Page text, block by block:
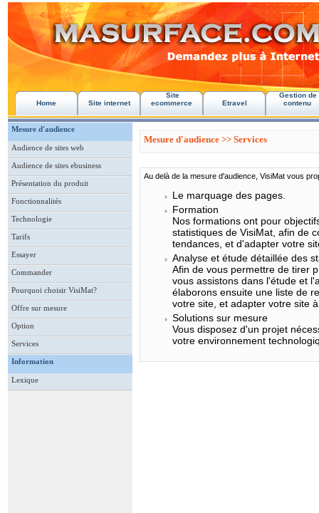
Home Site internet
Site
ecommerce
Etravel
Gestion de
contenu
Mesure d'audience
Audience de sites web
Audience de sites ebusiness
Présentation du produit
Fonctionnalités
Technologie
Tarifs
Essayer
Commander
Pourquoi choisir VisiMat?
Offre sur mesure
Option
Services
Information
Lexique
Mesure d'audience >> Services
Au delà de la mesure d'audience, VisiMat vous
Le marquage des pages.
Formation
Nos formations ont pour
statistiques de VisiMat, afin de
tendances, et d'adapter votre
Analyse et étude détaillée des
Afin de vous permettre de tirer
vous assistons dans l'étude et
élaborons ensuite une liste de
votre site, et adapter votre site
Solutions sur mesure
Vous disposez d'un projet
votre environnement